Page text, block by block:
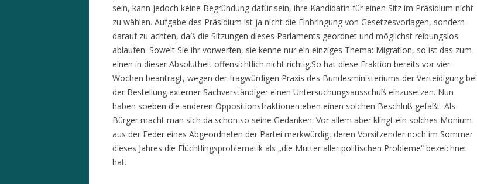
sein, kann jedoch keine Begründung dafür sein, ihre Kandidatin für einen Sitz im Präsidium nicht
zu wählen. Aufgabe des Präsidium ist ja nicht die Einbringung von Gesetzesvorlagen, sondern
darauf zu achten, daß die Sitzungen dieses Parlaments geordnet und möglichst reibungslos
ablaufen. Soweit Sie ihr vorwerfen, sie kenne nur ein einziges Thema: Migration, so ist das zum
einen in dieser Absolutheit offensichtlich nicht richtig.So hat diese Fraktion bereits vor vier
Wochen beantragt, wegen der fragwürdigen Praxis des Bundesministeriums der Verteidigung bei
der Bestellung externer Sachverständiger einen Untersuchungsausschuß einzusetzen. Nun
haben soeben die anderen Oppositionsfraktionen eben einen solchen Beschluß gefaßt. Als
Bürger macht man sich da schon so seine Gedanken. Vor allem aber klingt ein solches Monium
aus der Feder eines Abgeordneten der Partei merkwürdig, deren Vorsitzender noch im Sommer
dieses Jahres die Flüchtlingsproblematik als „die Mutter aller politischen Probleme“ bezeichnet
hat.